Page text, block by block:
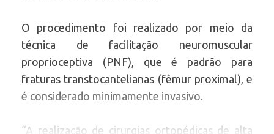
O procedimento foi realizado por meio da
técnica de facilitação neuromuscular
proprioceptiva (PNF), que é padrão para
fraturas transtocantelianas (fêmur proximal), e
é considerado minimamente invasivo.
“A realização de cirurgias ortopédicas de alta